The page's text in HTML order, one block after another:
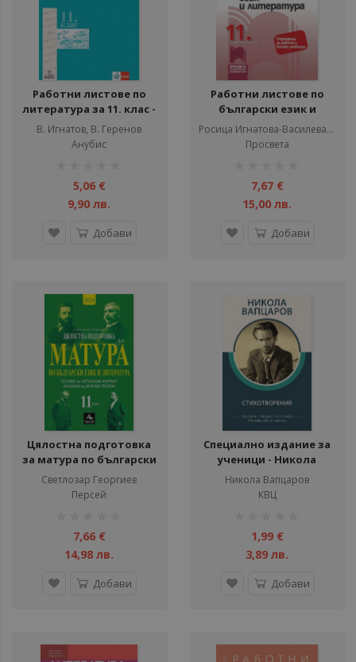
Работни листове по
литература за 11. клас -
Задължителна
подготовка - Анубис -
По учебната програма
В. Игнатов, В. Геренов
Анубис
5,06 €
9,90 лв.
Добави
Работни листове по
български език и
литература за 11. клас -
Просвета - 2020-2021
Росица Игнатова-Василева, Петър Алексиев
Просвета
7,67 €
15,00 лв.
Добави
Цялостна подготовка
за матура по български
език и литература -
помагало за 11. клас -
2023-2024
Светлозар Георгиев
Персей
7,66 €
14,98 лв.
Добави
Специално издание за
ученици - Никола
Вапцаров -
Стихотворения
Никола Вапцаров
КВЦ
1,99 €
3,89 лв.
Добави